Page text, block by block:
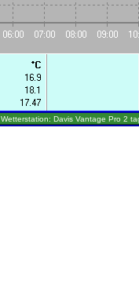
Wetterstation: Davis Vantage Pro 2